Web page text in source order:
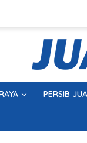
PERSIB